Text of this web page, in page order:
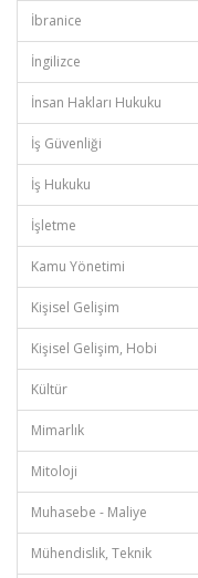
İbranice
İngilizce
İnsan Hakları Hukuku
İş Güvenliği
İş Hukuku
İşletme
Kamu Yönetimi
Kişisel Gelişim
Kişisel Gelişim, Hobi
Kültür
Mimarlık
Mitoloji
Muhasebe - Maliye
Mühendislik, Teknik